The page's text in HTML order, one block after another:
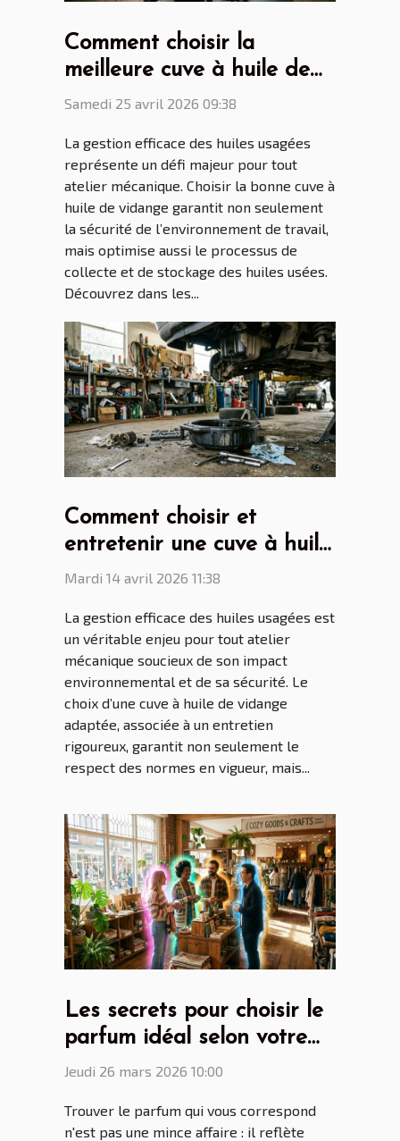
Comment choisir la
meilleure cuve à huile de
vidange pour votre atelier
Samedi 25 avril 2026 09:38
La gestion efficace des huiles usagées
représente un défi majeur pour tout
atelier mécanique. Choisir la bonne cuve à
huile de vidange garantit non seulement
la sécurité de l’environnement de travail,
mais optimise aussi le processus de
collecte et de stockage des huiles usées.
Découvrez dans les...
Comment choisir et
entretenir une cuve à huile
de vidange pour son
Mardi 14 avril 2026 11:38
La gestion efficace des huiles usagées est
un véritable enjeu pour tout atelier
mécanique soucieux de son impact
environnemental et de sa sécurité. Le
choix d’une cuve à huile de vidange
adaptée, associée à un entretien
rigoureux, garantit non seulement le
respect des normes en vigueur, mais...
Les secrets pour choisir le
parfum idéal selon votre
personnalité
Jeudi 26 mars 2026 10:00
Trouver le parfum qui vous correspond
n'est pas une mince affaire : il reflète